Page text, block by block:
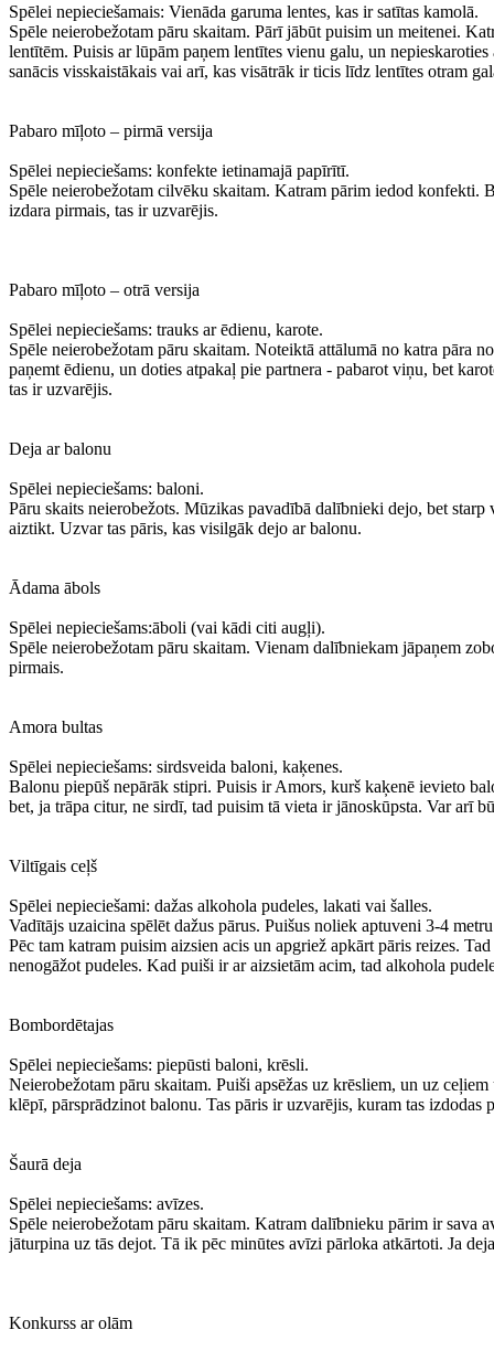
Spēlei nepieciešamais: Vienāda garuma lentes, kas ir satītas kamolā.
Spēle neierobežotam pāru skaitam. Pārī jābūt puisim un meitenei.
lentītēm. Puisis ar lūpām paņem lentītes vienu galu, un
sanācis visskaistākais vai arī, kas visātrāk ir ticis līdz lentītes otram
Pabaro mīļoto – pirmā versija
Spēlei nepieciešams: konfekte ietinamajā papīrītī.
Spēle neierobežotam cilvēku skaitam. Katram pārim iedod konfekti.
izdara pirmais, tas ir uzvarējis.
Pabaro mīļoto – otrā versija
Spēlei nepieciešams: trauks ar ēdienu, karote.
Spēle neierobežotam pāru skaitam. Noteiktā attālumā no katra pāra
paņemt ēdienu, un doties atpakaļ pie partnera - pabarot viņu, bet
tas ir uzvarējis.
Deja ar balonu
Spēlei nepieciešams: baloni.
Pāru skaits neierobežots. Mūzikas pavadībā dalībnieki dejo, bet
aiztikt. Uzvar tas pāris, kas visilgāk dejo ar balonu.
Ādama ābols
Spēlei nepieciešams:āboli (vai kādi citi augļi).
Spēle neierobežotam pāru skaitam. Vienam dalībniekam jāpaņem
pirmais.
Amora bultas
Spēlei nepieciešams: sirdsveida baloni, kaķenes.
Balonu piepūš nepārāk stipri. Puisis ir Amors, kurš kaķenē ievieto
bet, ja trāpa citur, ne sirdī, tad puisim tā vieta ir jānoskūpsta. Var arī
Viltīgais ceļš
Spēlei nepieciešami: dažas alkohola pudeles, lakati vai šalles.
Vadītājs uzaicina spēlēt dažus pārus. Puišus noliek aptuveni 3-4
Pēc tam katram puisim aizsien acis un apgriež apkārt pāris reizes.
nenogāžot pudeles. Kad puiši ir ar aizsietām acim, tad alkohola
Bombordētajas
Spēlei nepieciešams: piepūsti baloni, krēsli.
Neierobežotam pāru skaitam. Puiši apsēžas uz krēsliem, un uz
klēpī, pārsprādzinot balonu. Tas pāris ir uzvarējis, kuram tas izdodas
Šaurā deja
Spēlei nepieciešams: avīzes.
Spēle neierobežotam pāru skaitam. Katram dalībnieku pārim ir sava
jāturpina uz tās dejot. Tā ik pēc minūtes avīzi pārloka atkārtoti. Ja
Konkurss ar olām